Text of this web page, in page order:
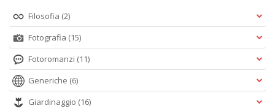
Filosofia (2)
Fotografia (15)
Fotoromanzi (11)
Generiche (6)
Giardinaggio (16)